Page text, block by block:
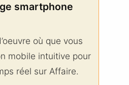
smartphone
où que vous
mobile intuitive pour
réel sur Affaire.